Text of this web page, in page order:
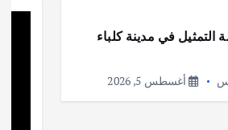
التمثيل في مدينة كلباء
أغسطس 5, 2026